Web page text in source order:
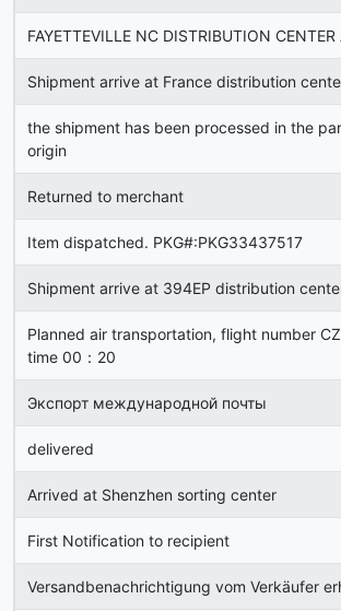
FAYETTEVILLE NC DISTRIBUTION CENTER
Shipment arrive at France distribution
the shipment has been processed in the
origin
Returned to merchant
Item dispatched. PKG#:PKG33437517
Shipment arrive at 394EP distribution
Planned air transportation, flight number
time 00：20
Экспорт международной почты
delivered
Arrived at Shenzhen sorting center
First Notification to recipient
Versandbenachrichtigung vom Verkäufer